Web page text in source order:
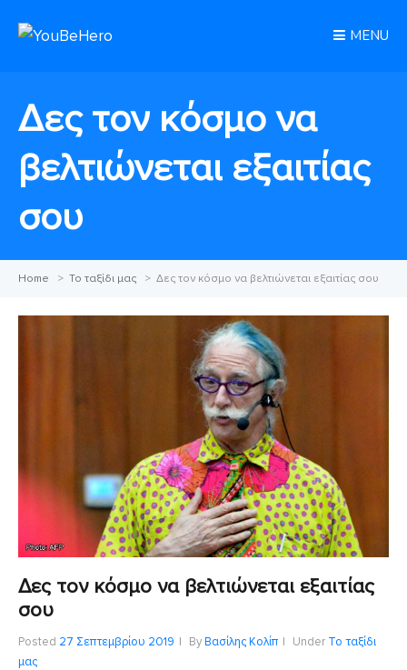
MENU
Δες τον κόσμο να
βελτιώνεται εξαιτίας
σου
Home > Το ταξίδι μας > Δες τον κόσμο να βελτιώνεται εξαιτίας σου
Δες τον κόσμο να βελτιώνεται εξαιτίας
σου
Posted 27 Σεπτεμβρίου 2019 ByΒασίλης Κολίπ Under Το ταξίδι
μας